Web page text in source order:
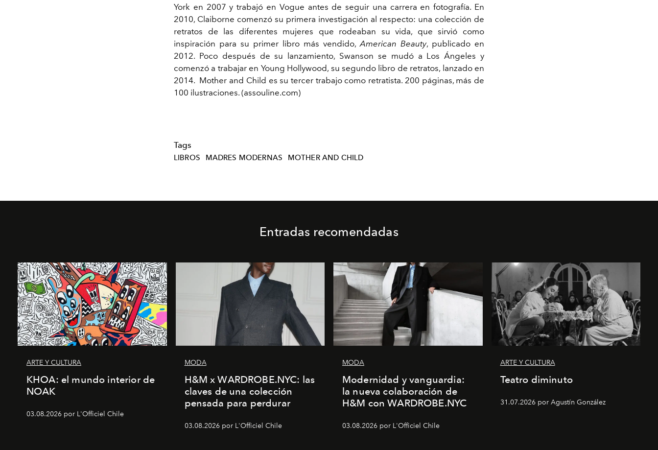
York en 2007 y trabajó en Vogue antes de seguir una carrera en fotografía. En
2010, Claiborne comenzó su primera investigación al respecto: una colección de
retratos de las diferentes mujeres que rodeaban su vida, que sirvió como
inspiración para su primer libro más vendido, American Beauty, publicado en
2012. Poco después de su lanzamiento, Swanson se mudó a Los Ángeles y
comenzó a trabajar en Young Hollywood, su segundo libro de retratos, lanzado en
2014. Mother and Child es su tercer trabajo como retratista. 200 páginas, más de
100 ilustraciones. (assouline.com)
Tags
LIBROS MADRES MODERNAS MOTHER AND CHILD
Entradas recomendadas
ARTE Y CULTURA
KHOA: el mundo interior de
NOAK
03.08.2026 por L'Officiel Chile
MODA
H&M x WARDROBE.NYC: las
claves de una colección
pensada para perdurar
03.08.2026 por L'Officiel Chile
MODA
Modernidad y vanguardia:
la nueva colaboración de
H&M con WARDROBE.NYC
03.08.2026 por L'Officiel Chile
ARTE Y CULTURA
Teatro diminuto
31.07.2026 por Agustín González